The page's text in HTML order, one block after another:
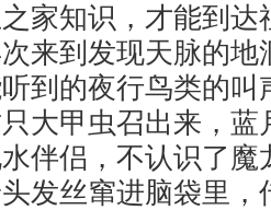
家知识，才能到达
来到发现天脉的地
到的夜行鸟类的叫
大甲虫召出来，蓝
伴侣，不认识了魔
发丝窜进脑袋里，